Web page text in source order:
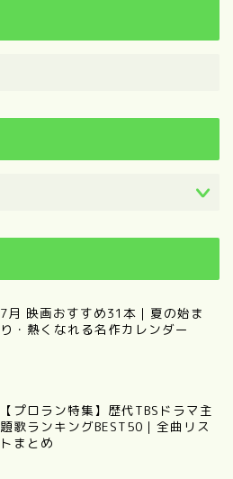
7月 映画おすすめ31本｜夏の始ま
り・熱くなれる名作カレンダー
【プロラン特集】歴代TBSドラマ主
題歌ランキングBEST50｜全曲リス
トまとめ